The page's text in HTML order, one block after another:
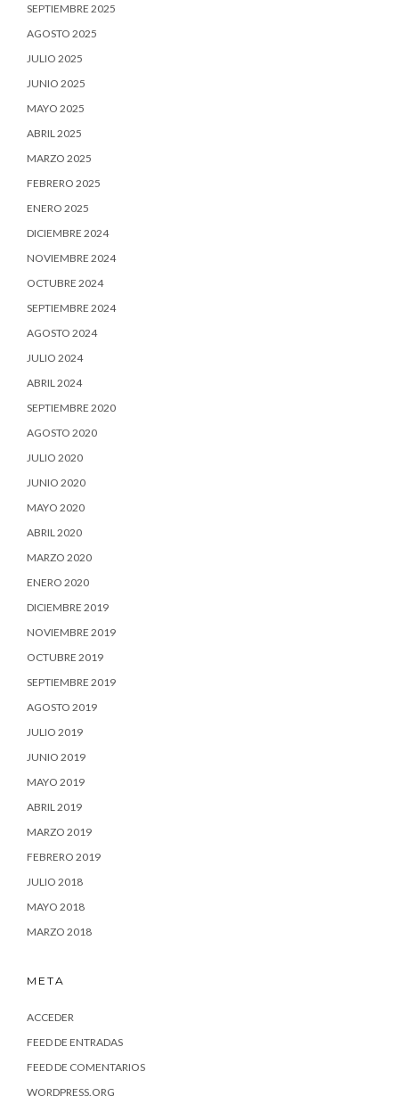
SEPTIEMBRE 2025
AGOSTO 2025
JULIO 2025
JUNIO 2025
MAYO 2025
ABRIL 2025
MARZO 2025
FEBRERO 2025
ENERO 2025
DICIEMBRE 2024
NOVIEMBRE 2024
OCTUBRE 2024
SEPTIEMBRE 2024
AGOSTO 2024
JULIO 2024
ABRIL 2024
SEPTIEMBRE 2020
AGOSTO 2020
JULIO 2020
JUNIO 2020
MAYO 2020
ABRIL 2020
MARZO 2020
ENERO 2020
DICIEMBRE 2019
NOVIEMBRE 2019
OCTUBRE 2019
SEPTIEMBRE 2019
AGOSTO 2019
JULIO 2019
JUNIO 2019
MAYO 2019
ABRIL 2019
MARZO 2019
FEBRERO 2019
JULIO 2018
MAYO 2018
MARZO 2018
META
ACCEDER
FEED DE ENTRADAS
FEED DE COMENTARIOS
WORDPRESS.ORG